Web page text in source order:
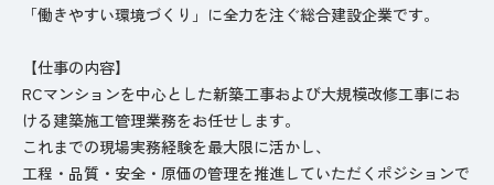
「働きやすい環境づくり」に全力を注ぐ総合建設企業です。
【仕事の内容】
RCマンションを中心とした新築工事および大規模改修工事にお
ける建築施工管理業務をお任せします。
これまでの現場実務経験を最大限に活かし、
工程・品質・安全・原価の管理を推進していただくポジションで